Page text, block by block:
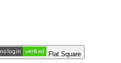
Flat Square